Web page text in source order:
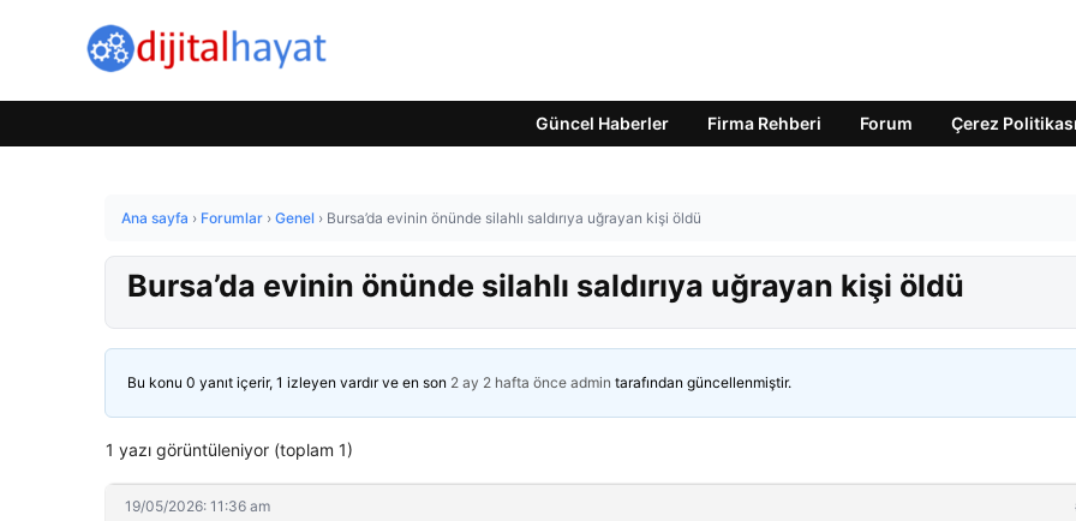
Güncel Haberler Firma Rehberi Forum Çerez Politikası
Ana sayfa › Forumlar › Genel › Bursa’da evinin önünde silahlı saldırıya uğrayan kişi öldü
Bursa’da evinin önünde silahlı saldırıya uğrayan kişi öldü
Bu konu 0 yanıt içerir, 1 izleyen vardır ve en son 2 ay 2 hafta önce admin tarafından güncellenmiştir.
1 yazı görüntüleniyor (toplam 1)
19/05/2026: 11:36 am